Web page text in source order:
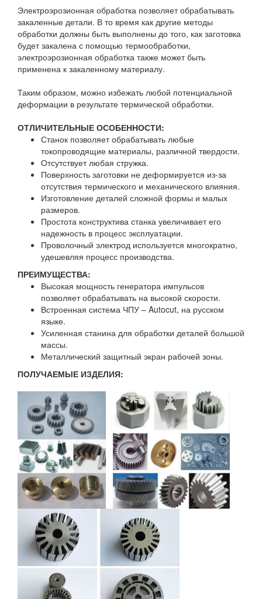
Электроэрозионная обработка позволяет обрабатывать
закаленные детали. В то время как другие методы
обработки должны быть выполнены до того, как заготовка
будет закалена с помощью термообработки,
электроэрозионная обработка также может быть
применена к закаленному материалу.
Таким образом, можно избежать любой потенциальной
деформации в результате термической обработки.
ОТЛИЧИТЕЛЬНЫЕ ОСОБЕННОСТИ:
Станок позволяет обрабатывать любые
токопроводящие материалы, различной твердости.
Отсутствует любая стружка.
Поверхность заготовки не деформируется из-за
отсутствия термического и механического влияния.
Изготовление деталей сложной формы и малых
размеров.
Простота конструктива станка увеличивает его
надежность в процесс эксплуатации.
Проволочный электрод используется многократно,
удешевляя процесс производства.
ПРЕИМУЩЕСТВА:
Высокая мощность генератора импульсов
позволяет обрабатывать на высокой скорости.
Встроенная система ЧПУ – Autocut, на русском
языке.
Усиленная станина для обработки деталей большой
массы.
Металлический защитный экран рабочей зоны.
ПОЛУЧАЕМЫЕ ИЗДЕЛИЯ: